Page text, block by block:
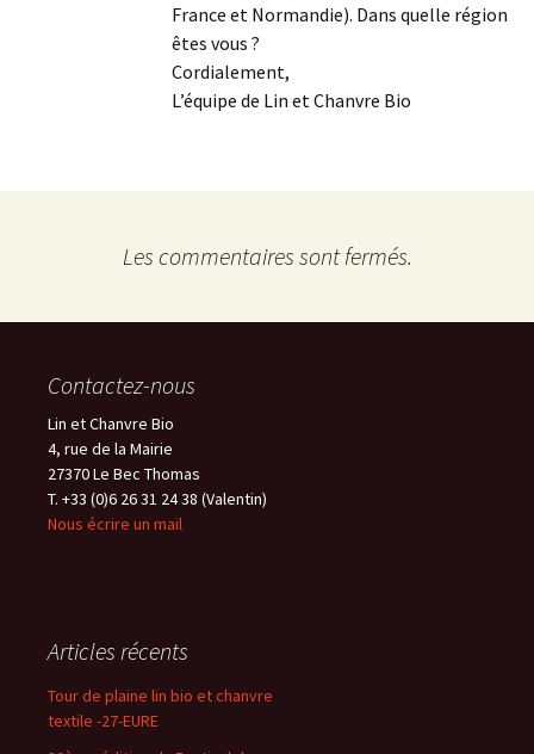
France et Normandie). Dans quelle région
êtes vous ?
Cordialement,
L’équipe de Lin et Chanvre Bio
Les commentaires sont fermés.
Contactez-nous
Lin et Chanvre Bio
4, rue de la Mairie
27370 Le Bec Thomas
T. +33 (0)6 26 31 24 38 (Valentin)
Nous écrire un mail
Articles récents
Tour de plaine lin bio et chanvre
textile -27-EURE